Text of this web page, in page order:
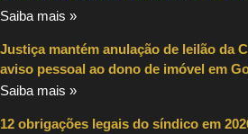
Saiba mais »
Justiça mantém anulação de leilão da
aviso pessoal ao dono de imóvel em
Saiba mais »
12 obrigações legais do síndico em